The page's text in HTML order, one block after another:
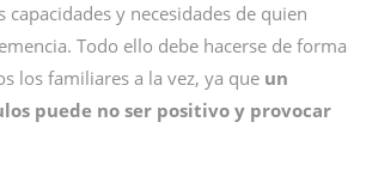
capacidades y necesidades de quien
Todo ello debe hacerse de forma
los familiares a la vez, ya que un
puede no ser positivo y provocar